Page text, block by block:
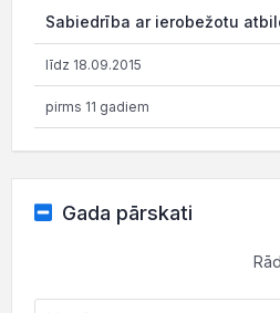
Sabiedrība ar ierobežotu
līdz 18.09.2015
pirms 11 gadiem
Gada pārskati